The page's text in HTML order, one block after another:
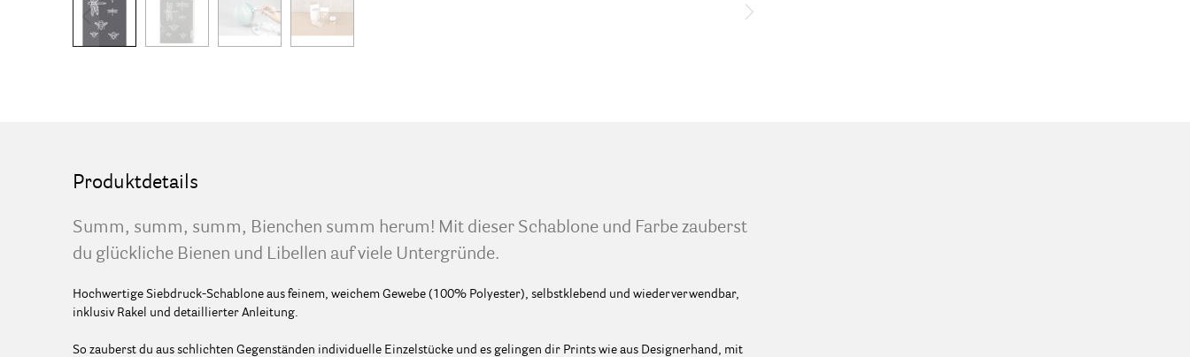
Produktdetails
Summ, summ, summ, Bienchen summ herum! Mit dieser Schablone und Farbe zauberst
du glückliche Bienen und Libellen auf viele Untergründe.
Hochwertige Siebdruck-Schablone aus feinem, weichem Gewebe (100% Polyester), selbstklebend und wiederverwendbar,
inklusiv Rakel und detaillierter Anleitung.
So zauberst du aus schlichten Gegenständen individuelle Einzelstücke und es gelingen dir Prints wie aus Designerhand, mit